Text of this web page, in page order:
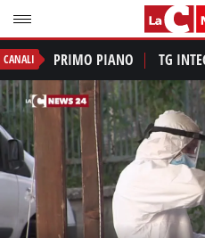
CANALI PRIMO PIANO TG